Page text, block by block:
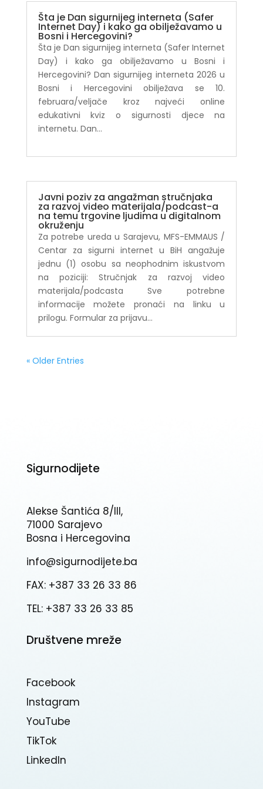
Šta je Dan sigurnijeg interneta (Safer
Internet Day) i kako ga obilježavamo u
Bosni i Hercegovini?
Šta je Dan sigurnijeg interneta (Safer Internet
Day) i kako ga obilježavamo u Bosni i
Hercegovini? Dan sigurnijeg interneta 2026 u
Bosni i Hercegovini obilježava se 10.
februara/veljače kroz najveći online
edukativni kviz o sigurnosti djece na
internetu. Dan...
Javni poziv za angažman stručnjaka
za razvoj video materijala/podcast-a
na temu trgovine ljudima u digitalnom
okruženju
Za potrebe ureda u Sarajevu, MFS-EMMAUS /
Centar za sigurni internet u BiH angažuje
jednu (1) osobu sa neophodnim iskustvom
na poziciji: Stručnjak za razvoj video
materijala/podcasta Sve potrebne
informacije možete pronaći na linku u
prilogu. Formular za prijavu...
« Older Entries
Sigurnodijete
Alekse Šantića 8/III,
71000 Sarajevo
Bosna i Hercegovina
info@sigurnodijete.ba
FAX: +387 33 26 33 86
TEL: +387 33 26 33 85
Društvene mreže
Facebook
Instagram
YouTube
TikTok
Linkedln